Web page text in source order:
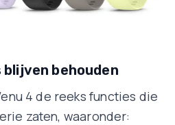
behouden
4 de reeks functies die
zaten, waaronder: